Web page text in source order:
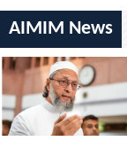
AIMIM News